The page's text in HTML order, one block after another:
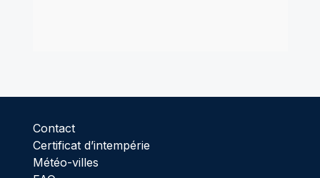
Contact
Certificat d’intempérie
Météo-villes